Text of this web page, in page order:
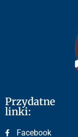
Przydatne
linki:
Facebook